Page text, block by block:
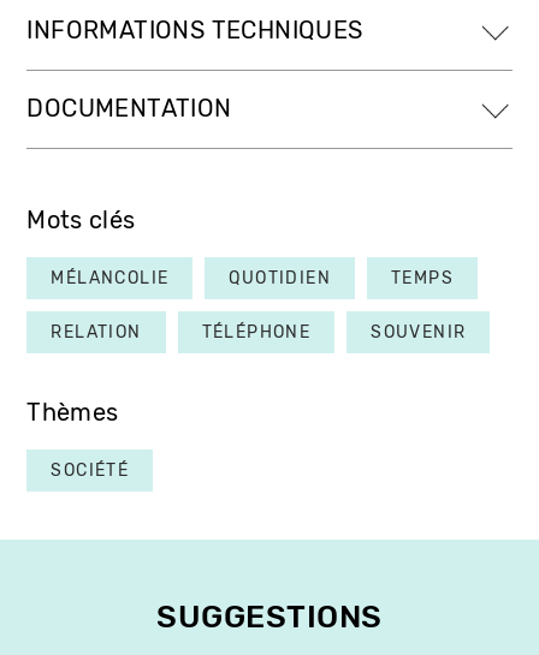
INFORMATIONS TECHNIQUES
DOCUMENTATION
Mots clés
MÉLANCOLIE QUOTIDIEN TEMPS
RELATION TÉLÉPHONE SOUVENIR
Thèmes
SOCIÉTÉ
SUGGESTIONS